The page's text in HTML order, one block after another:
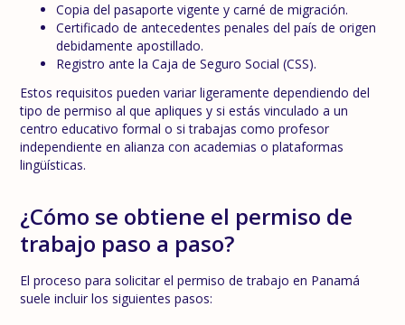
Copia del pasaporte vigente y carné de migración.
Certificado de antecedentes penales del país de origen
debidamente apostillado.
Registro ante la Caja de Seguro Social (CSS).
Estos requisitos pueden variar ligeramente dependiendo del
tipo de permiso al que apliques y si estás vinculado a un
centro educativo formal o si trabajas como profesor
independiente en alianza con academias o plataformas
lingüísticas.
¿Cómo se obtiene el permiso de
trabajo paso a paso?
El proceso para solicitar el permiso de trabajo en Panamá
suele incluir los siguientes pasos: